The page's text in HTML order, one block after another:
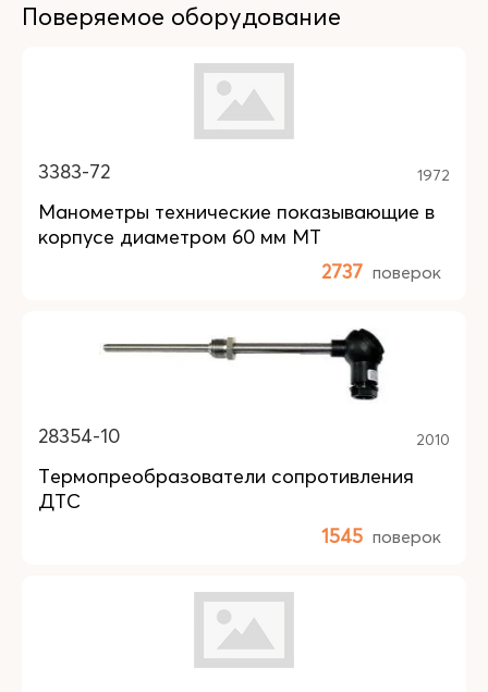
Поверяемое оборудование
3383-72 1972
Манометры технические показывающие в
корпусе диаметром 60 мм МТ
2737 поверок
28354-10 2010
Термопреобразователи сопротивления
ДТС
1545 поверок